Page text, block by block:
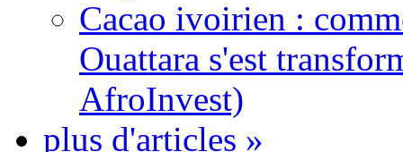
Cacao ivoirien :
Ouattara s'est
AfroInvest)
plus d'articles »